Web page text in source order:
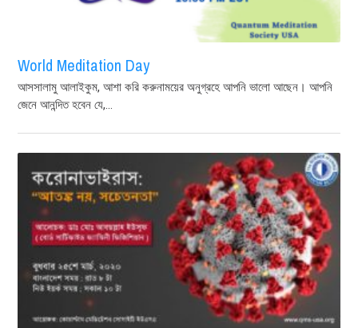
World Meditation Day
আসসালামু আলাইকুম, আশা করি করুনাময়ের অনুগ্রহে আপনি ভালো আছেন। আপনি
জেনে আনন্দিত হবেন যে,...